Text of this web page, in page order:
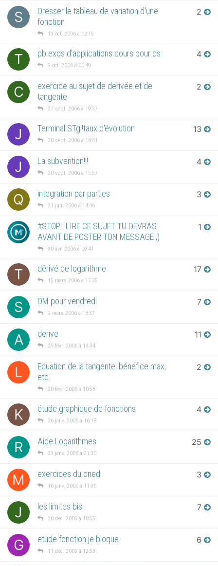
S
Dresser le tableau de variation d'une
fonction
13 oct. 2006 à 12:15
2
T pb exos d'applications cours pour ds
9 oct. 2006 à 05:49
4
C
exercice au sujet de derivée et de
tangente
27 sept. 2006 à 19:37
2
J Terminal STg!!taux d'évolution
20 sept. 2006 à 16:41
13
J La subvention!!!
20 sept. 2006 à 15:57
4
Q integration par parties
21 juin 2006 à 14:46
3
#STOP : LIRE CE SUJET TU DEVRAS
AVANT DE POSTER TON MESSAGE ;)
30 avr. 2006 à 09:41
1
T dérivé de logarithme
15 mars 2006 à 17:35
17
S DM pour vendredi
9 mars 2006 à 18:37
7
A derive
25 févr. 2006 à 14:34
11
L
Equation de la tangente, bénéfice max,
etc.
20 févr. 2006 à 10:53
2
K étude graphique de fonctions
26 janv. 2006 à 16:18
4
R Aide Logarithmes
23 janv. 2006 à 21:30
25
M exercices du cned
16 janv. 2006 à 11:36
3
J les limites bis
20 déc. 2005 à 18:55
7
G etude fonction je bloque
11 déc. 2005 à 12:53
6